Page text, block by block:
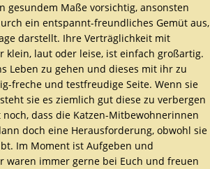
gesundem Maße vorsichtig, ansonsten
ein entspannt-freundliches Gemüt aus,
darstellt. Ihre Verträglichkeit mit
klein, laut oder leise, ist einfach großartig.
Leben zu gehen und dieses mit ihr zu
freche und testfreudige Seite. Wenn sie
sie es ziemlich gut diese zu verbergen
dass die Katzen-Mitbewohnerinnen
doch eine Herausforderung, obwohl sie
Im Moment ist Aufgeben und
waren immer gerne bei Euch und freuen